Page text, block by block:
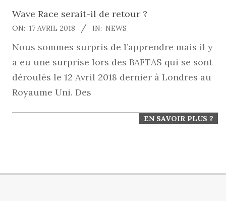
Wave Race serait-il de retour ?
2018-
04-
ON: 17 AVRIL 2018 IN: NEWS
Nous sommes surpris de l’apprendre mais il y
a eu une surprise lors des BAFTAS qui se sont
déroulés le 12 Avril 2018 dernier à Londres au
Royaume Uni. Des
EN SAVOIR PLUS ?